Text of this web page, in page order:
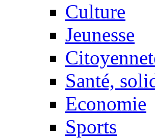
Culture
Jeunesse
Santé,
Economie
Sports